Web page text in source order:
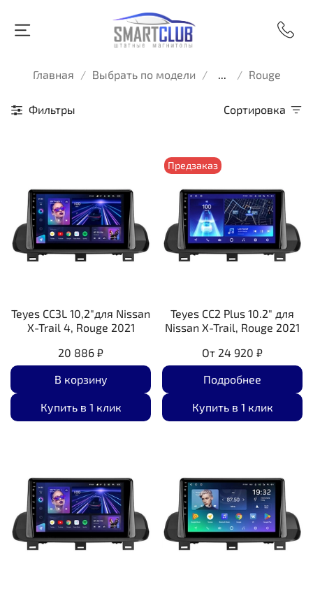
Главная Выбрать по модели ... Rouge
Фильтры Сортировка
Teyes CC3L 10,2"для Nissan
X-Trail 4, Rouge 2021
20 886 ₽
В корзину
Купить в 1 клик
Предзаказ
Teyes CC2 Plus 10.2" для
Nissan X-Trail, Rouge 2021
От 24 920 ₽
Подробнее
Купить в 1 клик